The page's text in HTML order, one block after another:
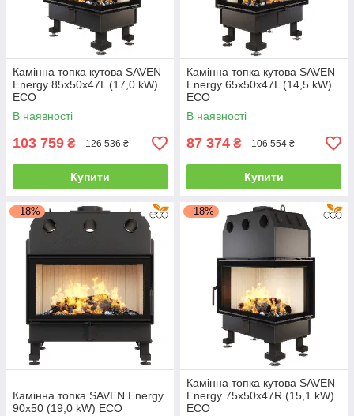
Камінна топка кутова SAVEN
Energy 85х50х47L (17,0 kW)
ECO
В наявності
103 759 ₴ 126 536 ₴
Купити
Камінна топка кутова SAVEN
Energy 65х50х47L (14,5 kW)
ECO
В наявності
87 374 ₴ 106 554 ₴
Купити
–18%
Камінна топка SAVEN Energy
90х50 (19,0 kW) ECO
–18%
Камінна топка кутова SAVEN
Energy 75х50х47R (15,1 kW)
ECO